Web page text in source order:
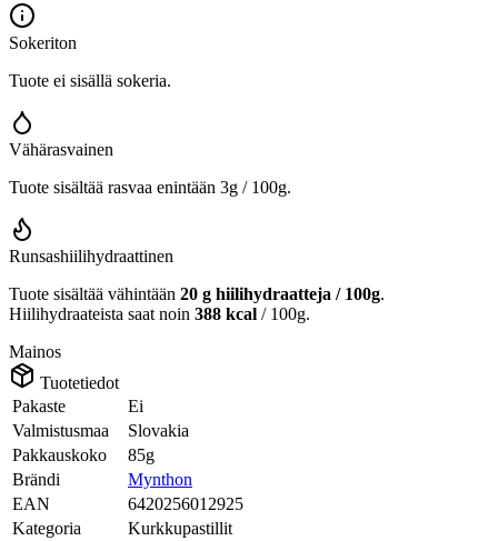
Sokeriton
Tuote ei sisällä sokeria.
Vähärasvainen
Tuote sisältää rasvaa enintään 3g / 100g.
Runsashiilihydraattinen
Tuote sisältää vähintään 20 g hiilihydraatteja / 100g.
Hiilihydraateista saat noin 388 kcal / 100g.
Mainos
Tuotetiedot
Pakaste
Ei
Valmistusmaa
Slovakia
Pakkauskoko
85g
Brändi
Mynthon
EAN
6420256012925
Kategoria
Kurkkupastillit